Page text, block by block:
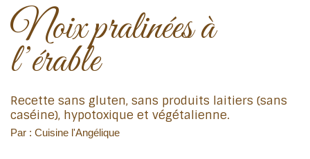
Noix pralinées à
l’érable
Recette sans gluten, sans produits laitiers (sans
caséine), hypotoxique et végétalienne.
Par : Cuisine l'Angélique